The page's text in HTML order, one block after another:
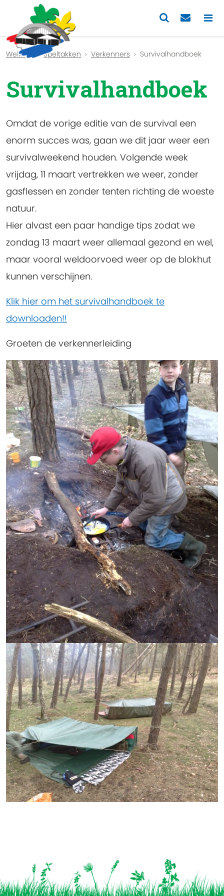
Previous
Welkom Speltakken Verkenners Survivalhandboek
Survivalhandboek
Omdat de vorige editie van de survival een
enorm succes was, gaan we dit jaar weer een
survivalweekend houden. Volgende week
vrijdag, 11 maart vertrekken we weer, zonder
gasflessen en zonder tenten richting de woeste
natuur.
Hier alvast een paar handige tips zodat we
zondag 13 maart weer allemaal gezond en wel,
maar vooral weldoorvoed weer op de blokhut
kunnen verschijnen.
Klik hier om het survivalhandboek te
downloaden!!
Groeten de verkennerleiding